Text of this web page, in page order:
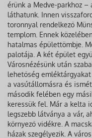
érünk a Medve-parkhoz
láthatunk. Innen
toronnyal rendelkező
templom. Ennek
hatalmas épülettömbje.
palotája. A két épület
Városnézésünk után
lehetőség
a vasútállomásra és
második felében egy
keressük fel. Már a kelta
legszebb látványa a vár,
környező vidékre. A
házak szegélyezik. A